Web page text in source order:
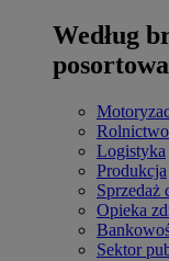
Według
Rolnictwo
Logistyka
Produkcja
Sprzedaż
Opieka
Sektor